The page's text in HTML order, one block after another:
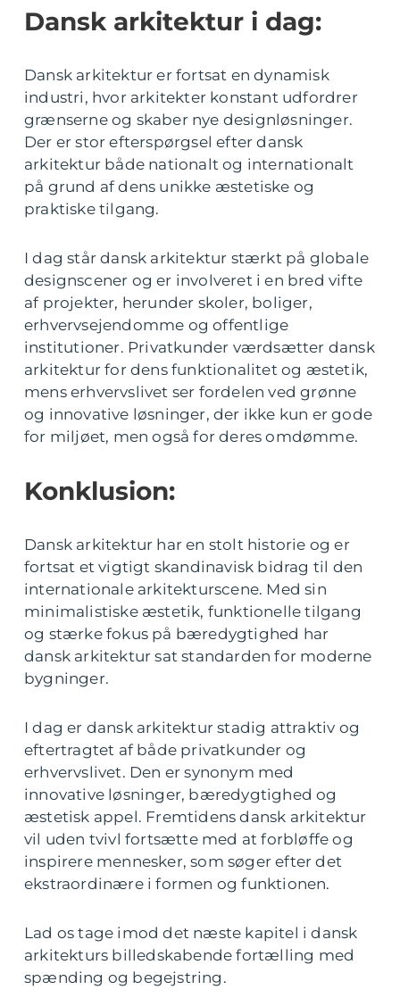
Dansk arkitektur i dag:
Dansk arkitektur er fortsat en dynamisk
industri, hvor arkitekter konstant udfordrer
grænserne og skaber nye designløsninger.
Der er stor efterspørgsel efter dansk
arkitektur både nationalt og internationalt
på grund af dens unikke æstetiske og
praktiske tilgang.
I dag står dansk arkitektur stærkt på globale
designscener og er involveret i en bred vifte
af projekter, herunder skoler, boliger,
erhvervsejendomme og offentlige
institutioner. Privatkunder værdsætter dansk
arkitektur for dens funktionalitet og æstetik,
mens erhvervslivet ser fordelen ved grønne
og innovative løsninger, der ikke kun er gode
for miljøet, men også for deres omdømme.
Konklusion:
Dansk arkitektur har en stolt historie og er
fortsat et vigtigt skandinavisk bidrag til den
internationale arkitekturscene. Med sin
minimalistiske æstetik, funktionelle tilgang
og stærke fokus på bæredygtighed har
dansk arkitektur sat standarden for moderne
bygninger.
I dag er dansk arkitektur stadig attraktiv og
eftertragtet af både privatkunder og
erhvervslivet. Den er synonym med
innovative løsninger, bæredygtighed og
æstetisk appel. Fremtidens dansk arkitektur
vil uden tvivl fortsætte med at forbløffe og
inspirere mennesker, som søger efter det
ekstraordinære i formen og funktionen.
Lad os tage imod det næste kapitel i dansk
arkitekturs billedskabende fortælling med
spænding og begejstring.